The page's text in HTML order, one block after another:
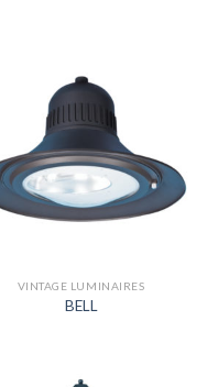
VINTAGE LUMINAIRES
BELL